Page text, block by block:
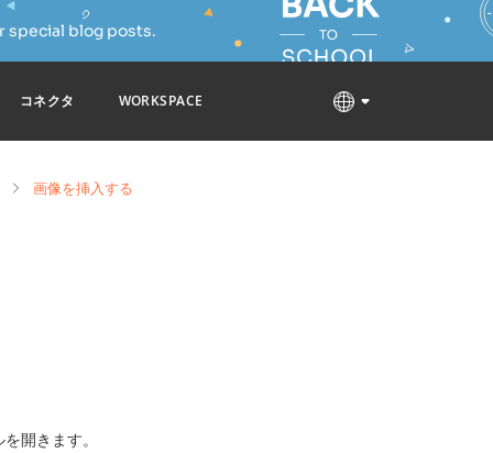
special blog posts.
コネクタ WORKSPACE
画像を挿入する
開きます。